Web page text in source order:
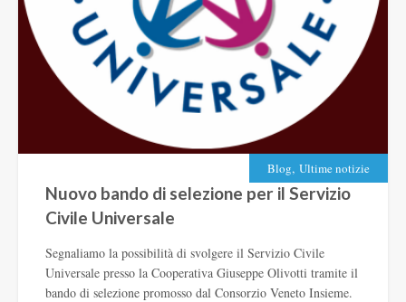
Blog, Ultime notizie
Nuovo bando di selezione per il Servizio
Civile Universale
Segnaliamo la possibilità di svolgere il Servizio Civile
Universale presso la Cooperativa Giuseppe Olivotti tramite il
bando di selezione promosso dal Consorzio Veneto Insieme.